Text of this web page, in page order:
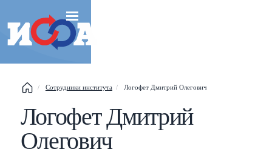
Сотрудники института Логофет Дмитрий Олегович
Логофет Дмитрий
Олегович
This help popup